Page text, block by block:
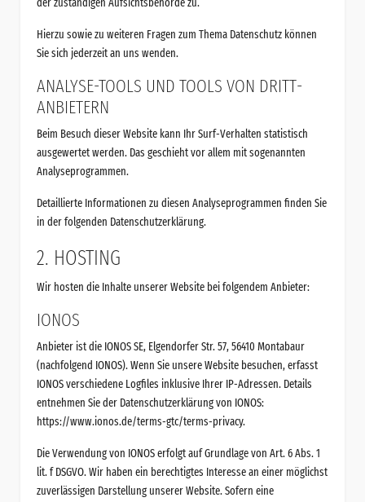
der zuständigen Aufsichtsbehörde zu.
Hierzu sowie zu weiteren Fragen zum Thema Datenschutz können
Sie sich jederzeit an uns wenden.
ANALYSE-TOOLS UND TOOLS VON DRITT­
ANBIETERN
Beim Besuch dieser Website kann Ihr Surf-Verhalten statistisch
ausgewertet werden. Das geschieht vor allem mit sogenannten
Analyseprogrammen.
Detaillierte Informationen zu diesen Analyseprogrammen finden Sie
in der folgenden Datenschutzerklärung.
2. HOSTING
Wir hosten die Inhalte unserer Website bei folgendem Anbieter:
IONOS
Anbieter ist die IONOS SE, Elgendorfer Str. 57, 56410 Montabaur
(nachfolgend IONOS). Wenn Sie unsere Website besuchen, erfasst
IONOS verschiedene Logfiles inklusive Ihrer IP-Adressen. Details
entnehmen Sie der Datenschutzerklärung von IONOS:
https://www.ionos.de/terms-gtc/terms-privacy.
Die Verwendung von IONOS erfolgt auf Grundlage von Art. 6 Abs. 1
lit. f DSGVO. Wir haben ein berechtigtes Interesse an einer möglichst
zuverlässigen Darstellung unserer Website. Sofern eine